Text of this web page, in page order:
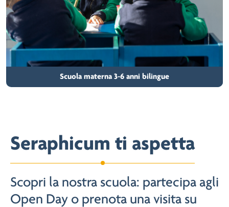
Scuola materna 3-6 anni bilingue
Seraphicum ti aspetta
Scopri la nostra scuola: partecipa agli
Open Day o prenota una visita su